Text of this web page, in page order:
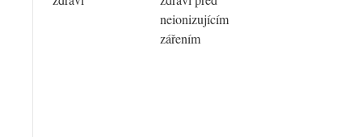
neionizujícím
zářením